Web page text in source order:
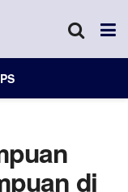
di